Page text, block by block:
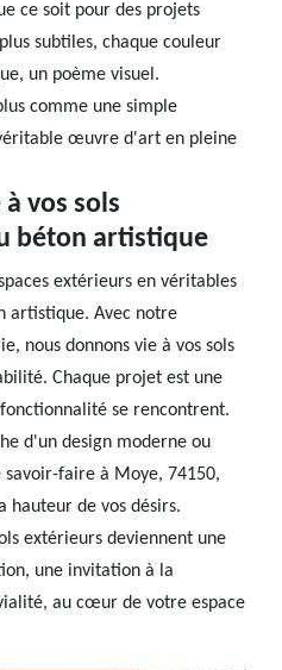
ce soit pour des projets
subtiles, chaque couleur
un poème visuel.
comme une simple
œuvre d'art en pleine
vos sols
béton artistique
extérieurs en véritables
artistique. Avec notre
nous donnons vie à vos sols
Chaque projet est une
se rencontrent.
d'un design moderne ou
faire à Moye, 74150,
hauteur de vos désirs.
extérieurs deviennent une
une invitation à la
au cœur de votre espace